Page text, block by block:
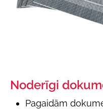
Noderīgi
Pagaidām